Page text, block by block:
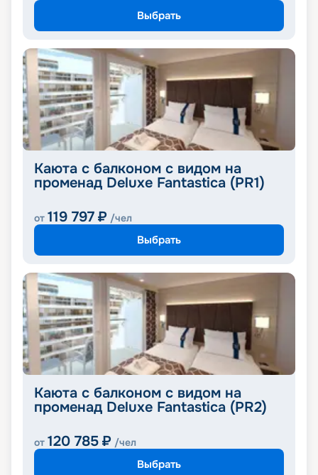
Выбрать
Каюта с балконом с видом на
променад Deluxe Fantastica (PR1)
от 119 797 ₽ /чел
Выбрать
Каюта с балконом с видом на
променад Deluxe Fantastica (PR2)
от 120 785 ₽ /чел
Выбрать